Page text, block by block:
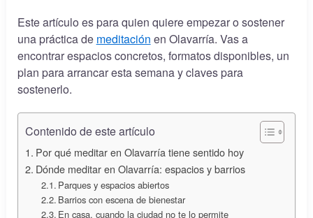
Este artículo es para quien quiere empezar o sostener
una práctica de meditación en Olavarría. Vas a
encontrar espacios concretos, formatos disponibles, un
plan para arrancar esta semana y claves para
sostenerlo.
Contenido de este artículo
Por qué meditar en Olavarría tiene sentido hoy
Dónde meditar en Olavarría: espacios y barrios
Parques y espacios abiertos
Barrios con escena de bienestar
En casa, cuando la ciudad no te lo permite